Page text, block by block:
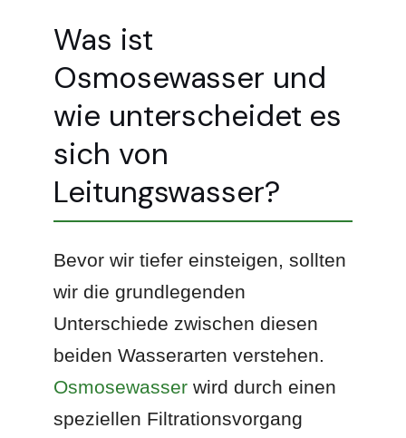
Was ist
Osmosewasser und
wie unterscheidet es
sich von
Leitungswasser?
Bevor wir tiefer einsteigen, sollten
wir die grundlegenden
Unterschiede zwischen diesen
beiden Wasserarten verstehen.
Osmosewasser wird durch einen
speziellen Filtrationsvorgang